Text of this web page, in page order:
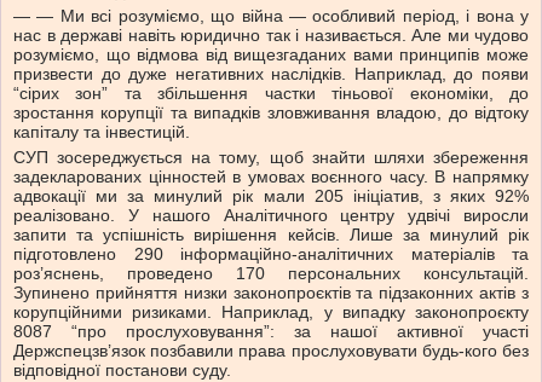
— — Ми всі розуміємо, що війна — особливий період, і вона у
нас в державі навіть юридично так і називається. Але ми чудово
розуміємо, що відмова від вищезгаданих вами принципів може
призвести до дуже негативних наслідків. Наприклад, до появи
“сірих зон” та збільшення частки тіньової економіки, до
зростання корупції та випадків зловживання владою, до відтоку
капіталу та інвестицій.
СУП зосереджується на тому, щоб знайти шляхи збереження
задекларованих цінностей в умовах воєнного часу. В напрямку
адвокації ми за минулий рік мали 205 ініціатив, з яких 92%
реалізовано. У нашого Аналітичного центру удвічі виросли
запити та успішність вирішення кейсів. Лише за минулий рік
підготовлено 290 інформаційно-аналітичних матеріалів та
роз’яснень, проведено 170 персональних консультацій.
Зупинено прийняття низки законопроєктів та підзаконних актів з
корупційними ризиками. Наприклад, у випадку законопроєкту
8087 “про прослуховування”: за нашої активної участі
Держспецзв’язок позбавили права прослуховувати будь-кого без
відповідної постанови суду.